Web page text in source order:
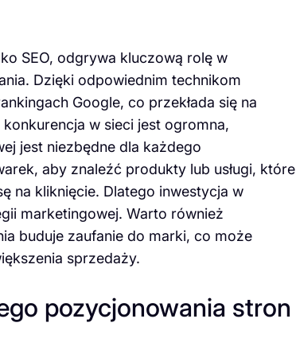
SEO, odgrywa kluczową rolę w
Dzięki odpowiednim technikom
Google, co przekłada się na
w sieci jest ogromna,
jest niezbędne dla każdego
aby znaleźć produkty lub usługi, które
na kliknięcie. Dlatego inwestycja w
marketingowej. Warto również
buduje zaufanie do marki, co może
sprzedaży.
pozycjonowania stron